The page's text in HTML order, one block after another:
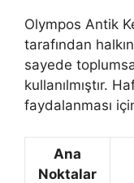
Olympos Antik
tarafından
sayede
kullanılmıştır.
faydalanması
Ana
Noktalar